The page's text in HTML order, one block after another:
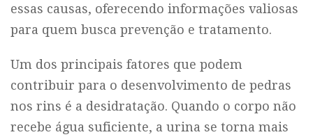
essas causas, oferecendo informações valiosas
para quem busca prevenção e tratamento.
Um dos principais fatores que podem
contribuir para o desenvolvimento de pedras
nos rins é a desidratação. Quando o corpo não
recebe água suficiente, a urina se torna mais